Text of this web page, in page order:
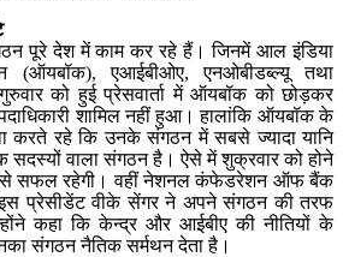
पूरे देश में काम कर रहे हैं। जिनमें आल इंडिया
एआईबीओए, एनओबीडब्ल्यू तथा
को हुई प्रेसवार्ता में ऑयबॉक को छोड़कर
शामिल नहीं हुआ। हालांकि ऑयबॉक के
करते रहे कि उनके संगठन में सबसे ज्यादा यानि
सदस्यों वाला संगठन है। ऐसे में शुक्रवार को होने
से सफल रहेगी। वहीं नेशनल कंफेडरेशन ऑफ बैंक
प्रेसीडेंट वीके सेंगर ने अपने संगठन की तरफ
कहा कि केन्द्र और आईबीए की नीतियों के
संगठन नैतिक सर्मथन देता है।